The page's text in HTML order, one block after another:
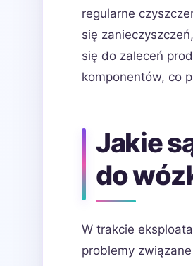
regularne
się
się do zaleceń
komponentów, co
Jakie
do
W trakcie
problemy